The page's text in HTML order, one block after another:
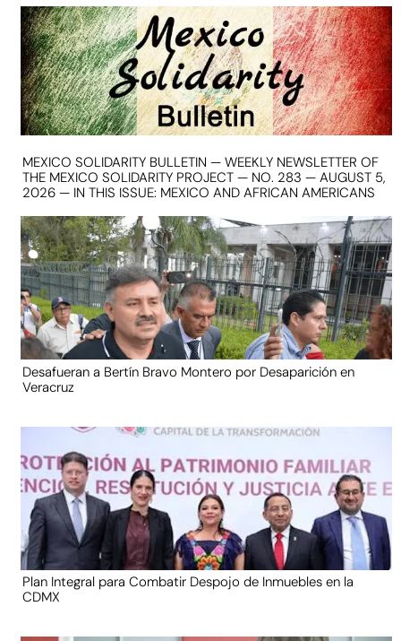
MEXICO SOLIDARITY BULLETIN — WEEKLY NEWSLETTER OF
THE MEXICO SOLIDARITY PROJECT — NO. 283 — AUGUST 5,
2026 — IN THIS ISSUE: MEXICO AND AFRICAN AMERICANS
Desafueran a Bertín Bravo Montero por Desaparición en
Veracruz
Plan Integral para Combatir Despojo de Inmuebles en la
CDMX